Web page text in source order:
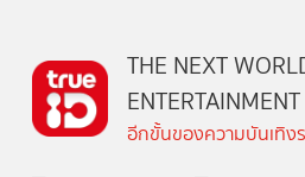
THE NEXT
ENTERTAINMENT
อีกขั้นของความบันเทิง